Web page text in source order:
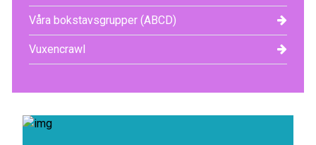
Våra bokstavsgrupper (ABCD)
Vuxencrawl